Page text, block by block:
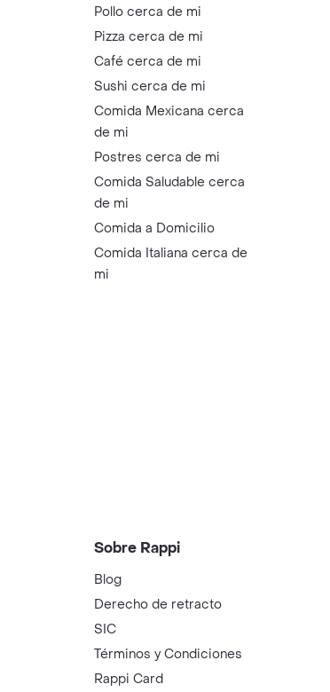
Pollo cerca de mi
Pizza cerca de mi
Café cerca de mi
Sushi cerca de mi
Comida Mexicana cerca
de mi
Postres cerca de mi
Comida Saludable cerca
de mi
Comida a Domicilio
Comida Italiana cerca de
mi
Sobre Rappi
Blog
Derecho de retracto
SIC
Términos y Condiciones
Rappi Card